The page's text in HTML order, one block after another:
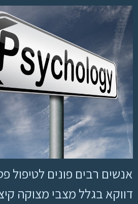
אנשים רבים פונים לטיפול
דווקא בגלל מצבי מצוקה